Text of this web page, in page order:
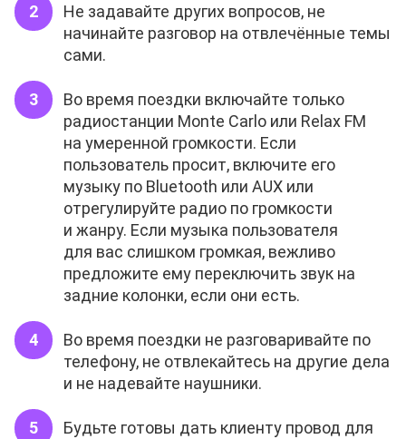
Не задавайте других вопросов, не
начинайте разговор на отвлечённые темы
сами.
Во время поездки включайте только
радиостанции Monte Carlo или Relax FM
на умеренной громкости. Если
пользователь просит, включите его
музыку по Bluetooth или AUX или
отрегулируйте радио по громкости
и жанру. Если музыка пользователя
для вас слишком громкая, вежливо
предложите ему переключить звук на
задние колонки, если они есть.
Во время поездки не разговаривайте по
телефону, не отвлекайтесь на другие дела
и не надевайте наушники.
Будьте готовы дать клиенту провод для